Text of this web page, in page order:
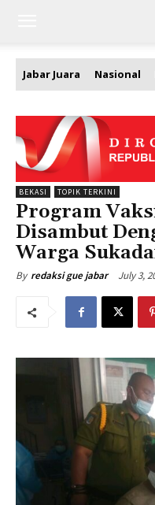
Jabar Juara Nasional
BEKASI TOPIK TERKINI
Program
Disambut
Warga
By redaksi gue jabar July 3,